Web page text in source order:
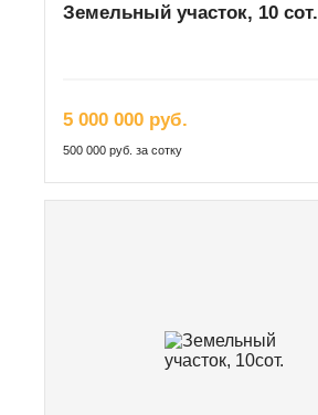
Земельный участок, 10 сот.
5 000 000 руб.
500 000 руб. за сотку